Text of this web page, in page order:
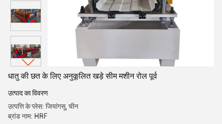
धातु की छत के लिए अनुकूलित खड़े सीम मशीन रोल पूर्व
उत्पाद का विवरण
उत्पत्ति के प्लेस: जियांगसू, चीन
ब्रांड नाम: HRF